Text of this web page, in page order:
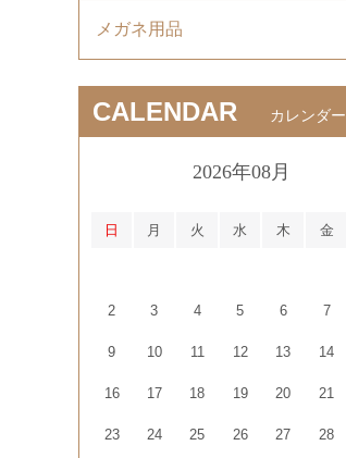
メガネ用品
CALENDAR カレンダー
2026年08月
日 月 火 水 木 金
2 3 4 5 6 7
9 10 11 12 13 14
16 17 18 19 20 21
23 24 25 26 27 28